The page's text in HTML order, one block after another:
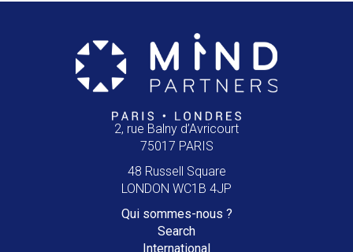
2, rue Balny d’Avricourt
75017 PARIS
48 Russell Square
LONDON WC1B 4JP
Qui sommes-nous ?
Search
International